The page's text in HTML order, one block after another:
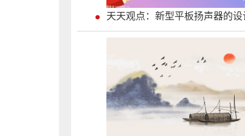
天天观点：新型平板扬声器的设